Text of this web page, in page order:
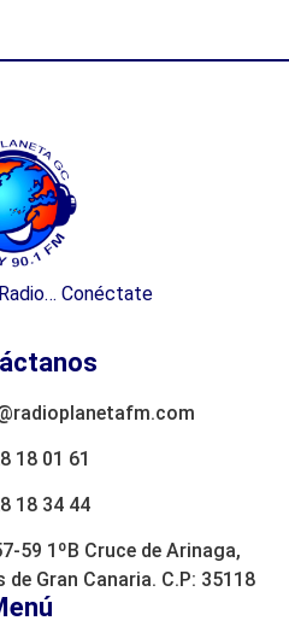
Conéctate
18 01 61
18 34 44
59 1ºB Cruce de Arinaga,
Gran Canaria. C.P: 35118